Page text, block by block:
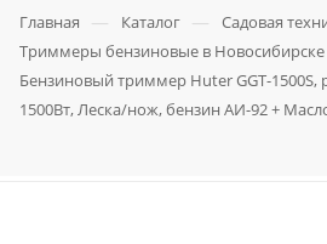
Главная — Каталог — Садовая
Триммеры бензиновые в Новосибирске
Бензиновый триммер Huter GGT-1500S,
1500Вт, Леска/нож, бензин АИ-92 +